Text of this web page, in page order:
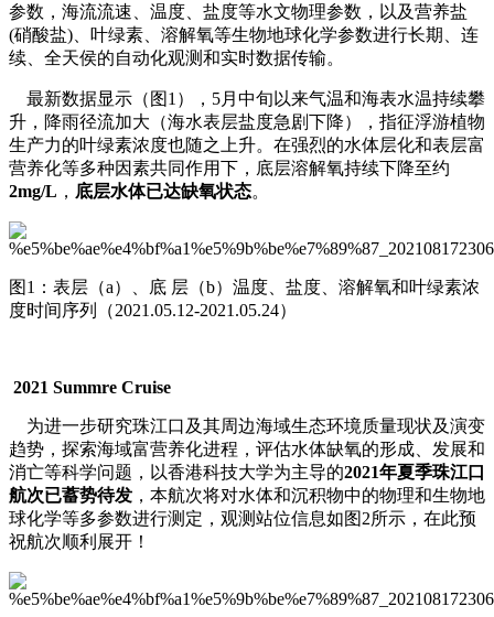
参数，海流流速、温度、盐度等水文物理参数，以及营养盐
(硝酸盐)、叶绿素、溶解氧等生物地球化学参数进行长期、连
续、全天侯的自动化观测和实时数据传输。
最新数据显示（图1），5月中旬以来气温和海表水温持续攀
升，降雨径流加大（海水表层盐度急剧下降），指征浮游植物
生产力的叶绿素浓度也随之上升。在强烈的水体层化和表层富
营养化等多种因素共同作用下，底层溶解氧持续下降至约
2mg/L ， 底层水体已达缺氧状态。
图1：表层（a）、底 层（b）温度、盐度、溶解氧和叶绿素浓
度时间序列（2021.05.12-2021.05.24）
2021 Summre Cruise
为进一步研究珠江口及其周边海域生态环境质量现状及演变
趋势，探索海域富营养化进程，评估水体缺氧的形成、发展和
消亡等科学问题，以香港科技大学为主导的2021年夏季珠江口
航次已蓄势待发 ，本航次将对水体和沉积物中的物理和生物地
球化学等多参数进行测定，观测站位信息如图2所示，在此预
祝航次顺利展开！